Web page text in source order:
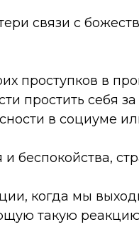
связи с
проступков в
простить себя за
в социуме
беспокойства,
когда мы
такую